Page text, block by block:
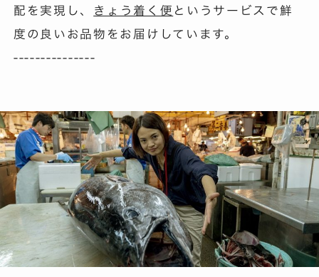
配を実現し、
きょう着く便 というサービスで鮮
度の良いお品物をお届けしています。
---------------